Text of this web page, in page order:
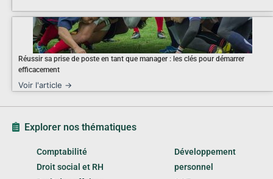
Réussir sa prise de poste en tant que manager : les clés pour démarrer
efficacement
Voir l'article →
Explorer nos thématiques
Comptabilité
Droit social et RH
Développement
personnel